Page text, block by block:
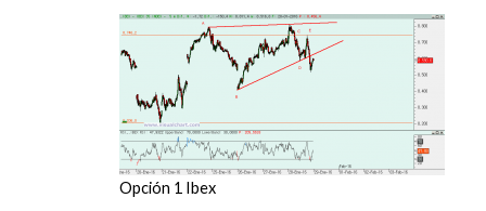
Opción 1 Ibex